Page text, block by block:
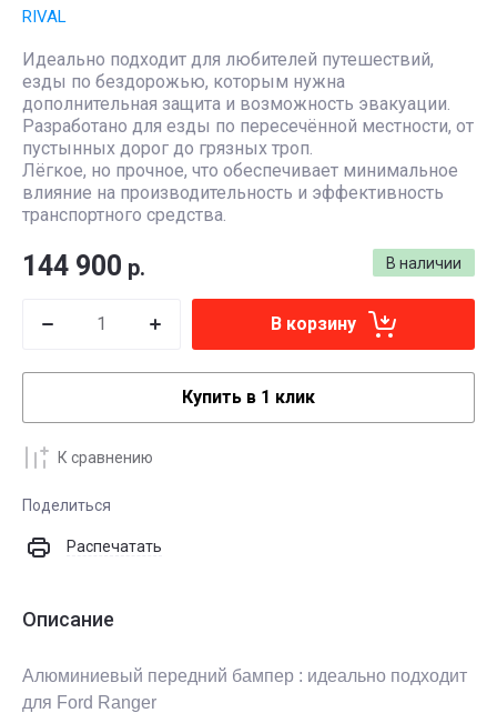
RIVAL
Идеально подходит для любителей путешествий,
езды по бездорожью, которым нужна
дополнительная защита и возможность эвакуации.
Разработано для езды по пересечённой местности, от
пустынных дорог до грязных троп.
Лёгкое, но прочное, что обеспечивает минимальное
влияние на производительность и эффективность
транспортного средства.
В наличии
144 900 р.
В корзину
Купить в 1 клик
К сравнению
Поделиться
Распечатать
Описание
Алюминиевый передний бампер : идеально подходит
для Ford Ranger